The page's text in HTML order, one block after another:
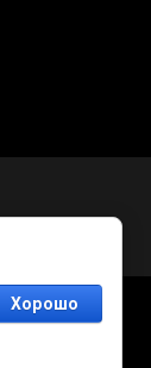
Хорошо